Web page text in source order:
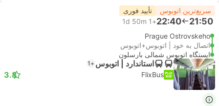
سریع‌ترین اتوبوس تأیید فوری
21:50
22:40
+1
1d 50m
Prague Ostrovskeho
اتصال به خود | اتوبوس+اتوبوس
ایستگاه اتوبوس شمالی بارسلون
استاندارد | اتوبوس +1
FlixBus
3.8